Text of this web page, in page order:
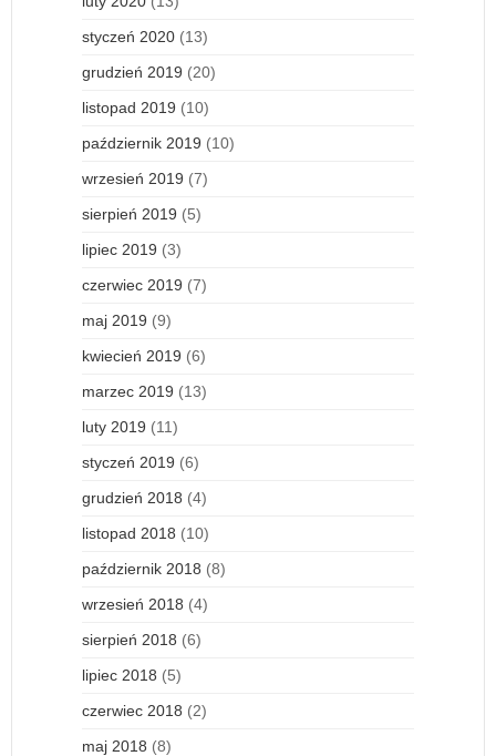
styczeń 2020 (13)
grudzień 2019 (20)
listopad 2019 (10)
październik 2019 (10)
wrzesień 2019 (7)
sierpień 2019 (5)
lipiec 2019 (3)
czerwiec 2019 (7)
maj 2019 (9)
kwiecień 2019 (6)
marzec 2019 (13)
luty 2019 (11)
styczeń 2019 (6)
grudzień 2018 (4)
listopad 2018 (10)
październik 2018 (8)
wrzesień 2018 (4)
sierpień 2018 (6)
lipiec 2018 (5)
czerwiec 2018 (2)
maj 2018 (8)